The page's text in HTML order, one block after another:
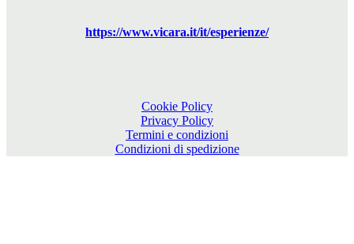
https://www.vicara.it/it/esperienze/
Cookie Policy
Privacy Policy
Termini e condizioni
Condizioni di spedizione